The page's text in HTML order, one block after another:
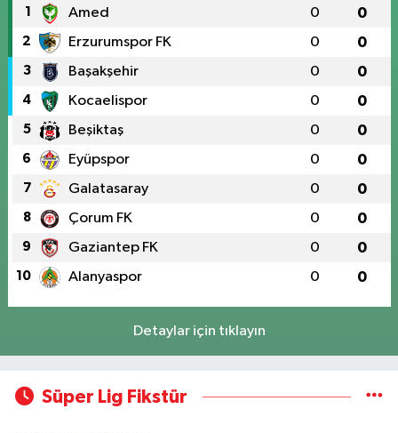
1 Amed 0 0
2 Erzurumspor FK 0 0
3 Başakşehir 0 0
4 Kocaelispor 0 0
5 Beşiktaş 0 0
6 Eyüpspor 0 0
7 Galatasaray 0 0
8 Çorum FK 0 0
9 Gaziantep FK 0 0
10 Alanyaspor 0 0
Detaylar için tıklayın
Süper Lig Fikstür